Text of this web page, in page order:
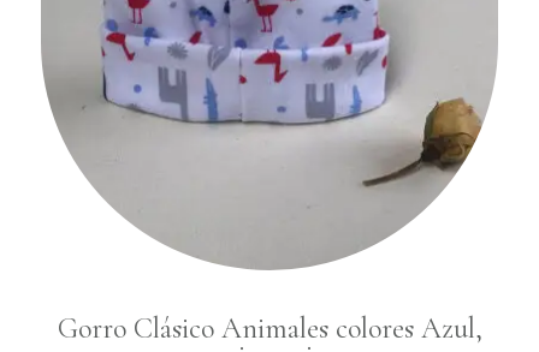
Gorro Clásico Animales colores Azul,